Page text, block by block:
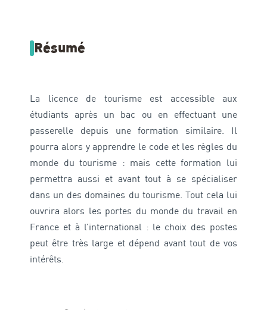
Résumé
La licence de tourisme est accessible aux
étudiants après un bac ou en effectuant une
passerelle depuis une formation similaire. Il
pourra alors y apprendre le code et les règles du
monde du tourisme : mais cette formation lui
permettra aussi et avant tout à se spécialiser
dans un des domaines du tourisme. Tout cela lui
ouvrira alors les portes du monde du travail en
France et à l’international : le choix des postes
peut être très large et dépend avant tout de vos
intérêts.